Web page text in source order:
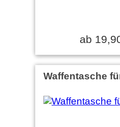
ab
Waffentasche